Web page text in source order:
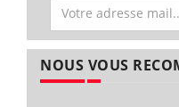
NOUS VOUS